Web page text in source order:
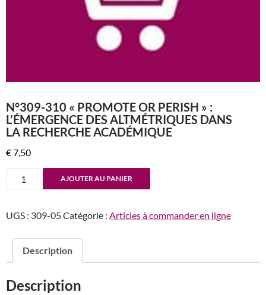
N°309-310 « PROMOTE OR PERISH » :
L’ÉMERGENCE DES ALTMÉTRIQUES DANS
LA RECHERCHE ACADÉMIQUE
€7,50
quantité
de
310
Promote
or
»
AJOUTER AU PANIER
UGS : 309-05Catégorie : Articles à commander en ligne
Description
Description